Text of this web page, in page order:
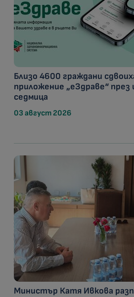
Близо 4600 граждани
приложение „еЗдраве“ през
седмица
03 август 2026
Министър Катя Ивкова